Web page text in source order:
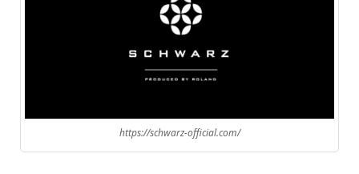
https://schwarz-official.com/